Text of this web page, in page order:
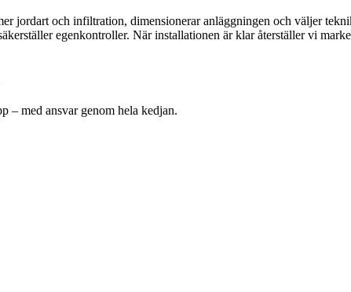
jordart och infiltration, dimensionerar anläggningen och väljer
egenkontroller. När installationen är klar återställer vi
– med ansvar genom hela kedjan.